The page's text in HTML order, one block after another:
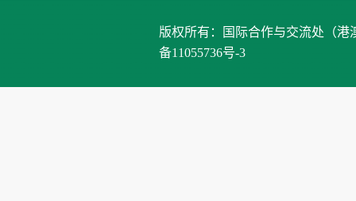
版权所有：国际合作与交流处（港
备11055736号-3